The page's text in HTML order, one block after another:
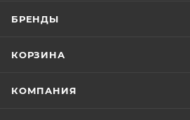
БРЕНДЫ
КОРЗИНА
КОМПАНИЯ